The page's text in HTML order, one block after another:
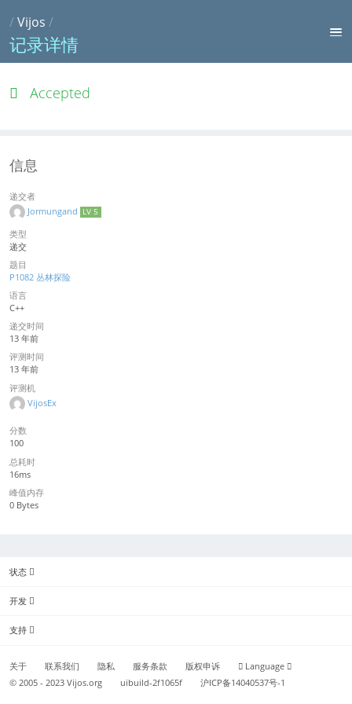
/Vijos /
记录详情
Accepted
信息
递交者
Jormungand
LV 5
类型
递交
题目
P1082 丛林探险
语言
C++
递交时间
13 年前
评测时间
13 年前
评测机
VijosEx
分数
100
总耗时
16ms
峰值内存
0 Bytes
状态
开发
支持
关于 联系我们 隐私 服务条款 版权申诉
Language
© 2005 - 2023Vijos.org uibuild-2f1065f 沪ICP备14040537号-1